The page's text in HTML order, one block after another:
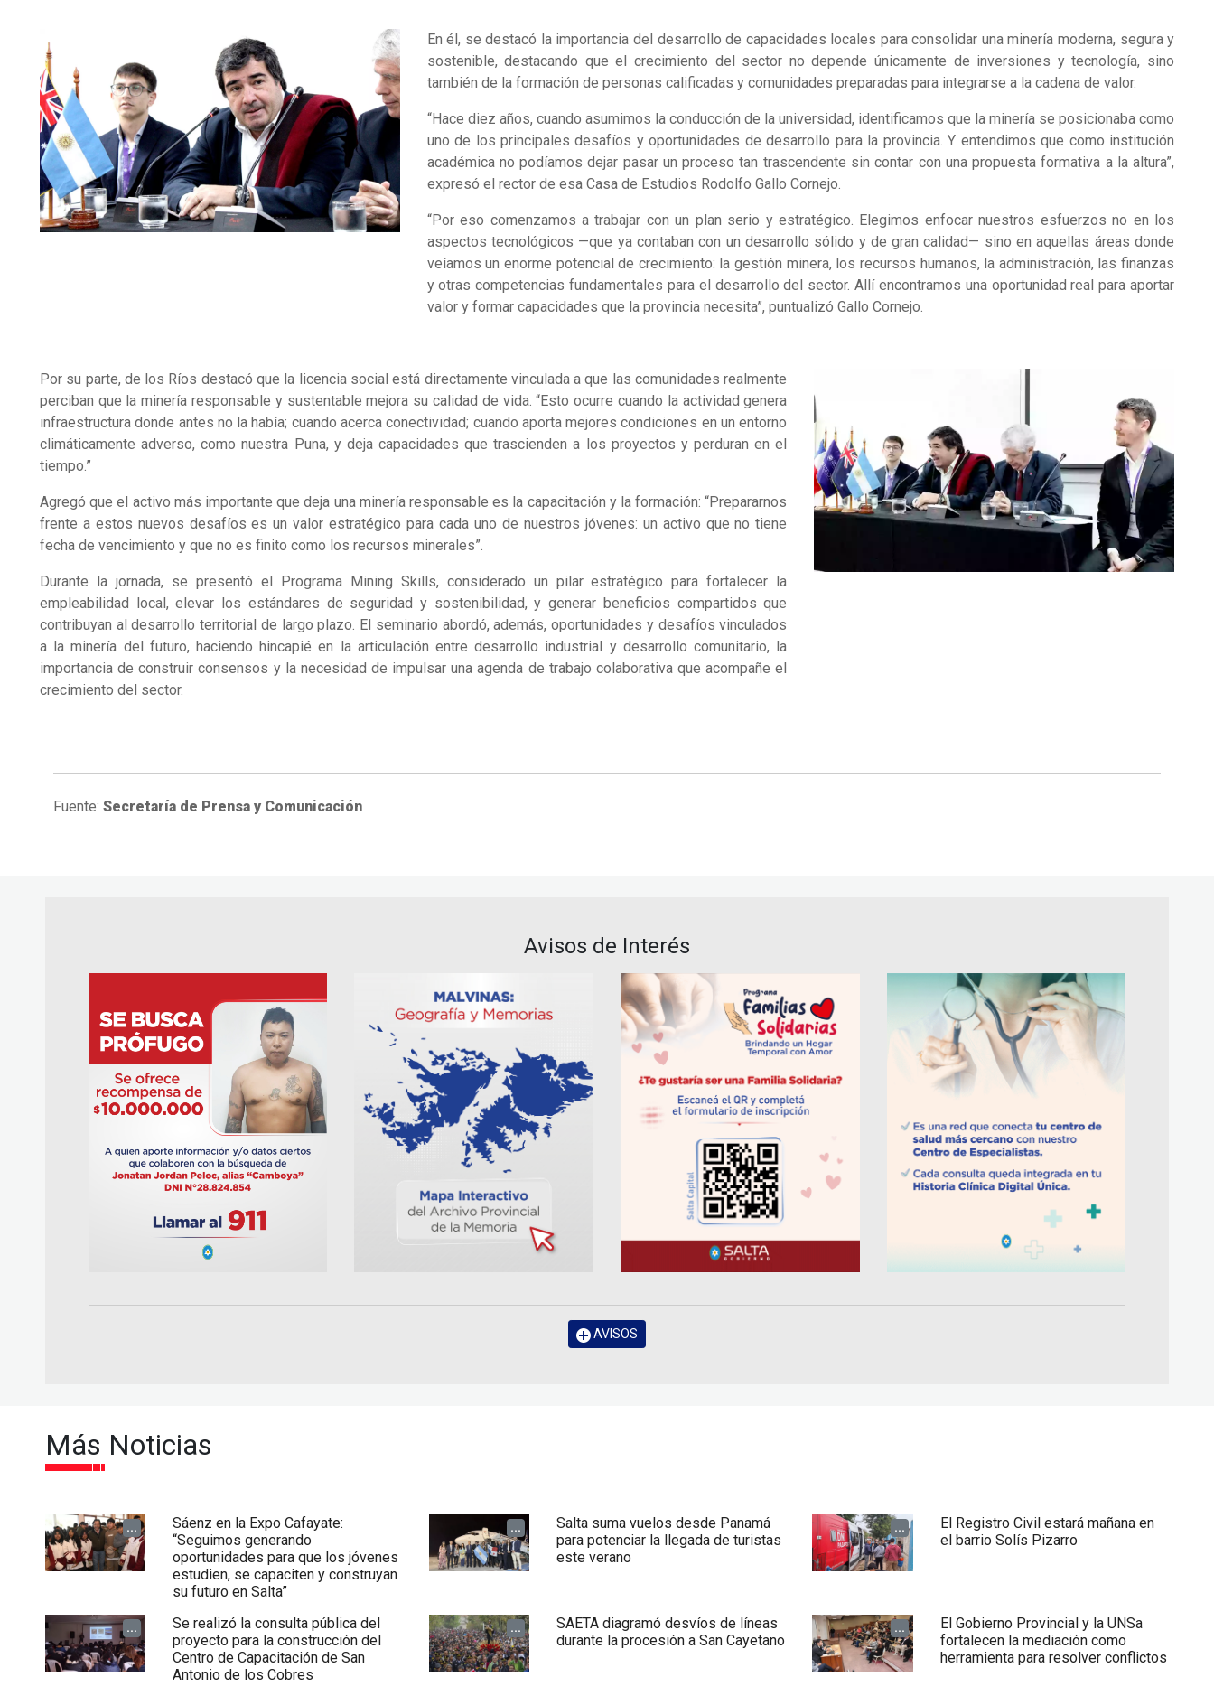
En él, se destacó la importancia del desarrollo de capacidades locales para consolidar una minería moderna, segura y
sostenible, destacando que el crecimiento del sector no depende únicamente de inversiones y tecnología, sino
también de la formación de personas calificadas y comunidades preparadas para integrarse a la cadena de valor.
“Hace diez años, cuando asumimos la conducción de la universidad, identificamos que la minería se posicionaba como
uno de los principales desafíos y oportunidades de desarrollo para la provincia. Y entendimos que como institución
académica no podíamos dejar pasar un proceso tan trascendente sin contar con una propuesta formativa a la altura”,
expresó el rector de esa Casa de Estudios Rodolfo Gallo Cornejo.
“Por eso comenzamos a trabajar con un plan serio y estratégico. Elegimos enfocar nuestros esfuerzos no en los
aspectos tecnológicos —que ya contaban con un desarrollo sólido y de gran calidad— sino en aquellas áreas donde
veíamos un enorme potencial de crecimiento: la gestión minera, los recursos humanos, la administración, las finanzas
y otras competencias fundamentales para el desarrollo del sector. Allí encontramos una oportunidad real para aportar
valor y formar capacidades que la provincia necesita”, puntualizó Gallo Cornejo.
Por su parte, de los Ríos destacó que la licencia social está directamente vinculada a que las comunidades realmente
perciban que la minería responsable y sustentable mejora su calidad de vida. “Esto ocurre cuando la actividad genera
infraestructura donde antes no la había; cuando acerca conectividad; cuando aporta mejores condiciones en un entorno
climáticamente adverso, como nuestra Puna, y deja capacidades que trascienden a los proyectos y perduran en el
tiempo.”
Agregó que el activo más importante que deja una minería responsable es la capacitación y la formación: “Prepararnos
frente a estos nuevos desafíos es un valor estratégico para cada uno de nuestros jóvenes: un activo que no tiene
fecha de vencimiento y que no es finito como los recursos minerales”.
Durante la jornada, se presentó el Programa Mining Skills, considerado un pilar estratégico para fortalecer la
empleabilidad local, elevar los estándares de seguridad y sostenibilidad, y generar beneficios compartidos que
contribuyan al desarrollo territorial de largo plazo. El seminario abordó, además, oportunidades y desafíos vinculados
a la minería del futuro, haciendo hincapié en la articulación entre desarrollo industrial y desarrollo comunitario, la
importancia de construir consensos y la necesidad de impulsar una agenda de trabajo colaborativa que acompañe el
crecimiento del sector.
Fuente: Secretaría de Prensa y Comunicación
Avisos de Interés
AVISOS
Más Noticias
...
Sáenz en la Expo Cafayate:
“Seguimos generando
oportunidades para que los jóvenes
estudien, se capaciten y construyan
su futuro en Salta”
...
Salta suma vuelos desde Panamá
para potenciar la llegada de turistas
este verano
...
El Registro Civil estará mañana en
el barrio Solís Pizarro
...
Se realizó la consulta pública del
proyecto para la construcción del
Centro de Capacitación de San
Antonio de los Cobres
...
SAETA diagramó desvíos de líneas
durante la procesión a San Cayetano
...
El Gobierno Provincial y la UNSa
fortalecen la mediación como
herramienta para resolver conflictos